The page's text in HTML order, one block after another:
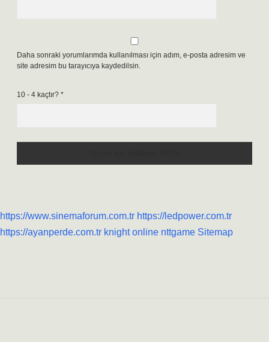
Daha sonraki yorumlarımda kullanılması için adım, e-posta adresim ve
site adresim bu tarayıcıya kaydedilsin.
10 - 4 kaçtır? *
https://www.sinemaforum.com.tr https://ledpower.com.tr
https://ayanperde.com.tr knight online nttgame Sitemap